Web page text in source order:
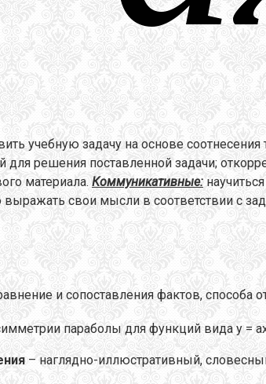
учебную задачу на основе
для решения поставленной задачи;
материала. Коммуникативные:
выражать свои мысли в соответствии с
и сопоставления фактов, способа
параболы для функций вида y =
– наглядно-иллюстративный,